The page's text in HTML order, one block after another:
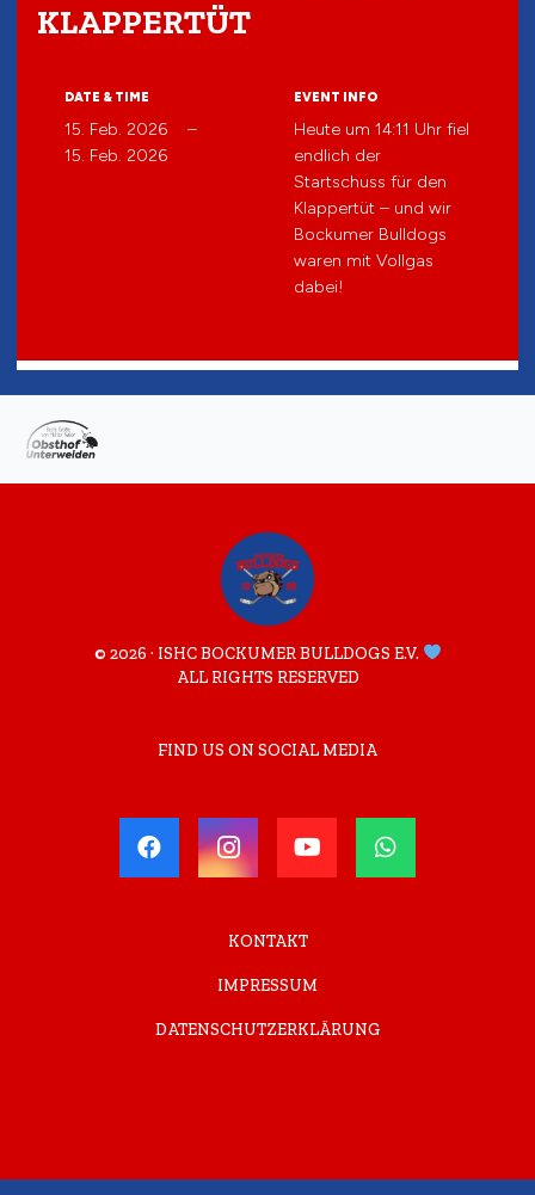
KLAPPERTÜT
DATE & TIME
15. Feb. 2026
–
15. Feb. 2026
EVENT INFO
Heute um 14:11 Uhr fiel
endlich der
Startschuss für den
Klappertüt – und wir
Bockumer Bulldogs
waren mit Vollgas
dabei!
© 2026 · ISHC BOCKUMER BULLDOGS E.V.
ALL RIGHTS RESERVED
FIND US ON SOCIAL MEDIA
KONTAKT
IMPRESSUM
DATENSCHUTZERKLÄRUNG